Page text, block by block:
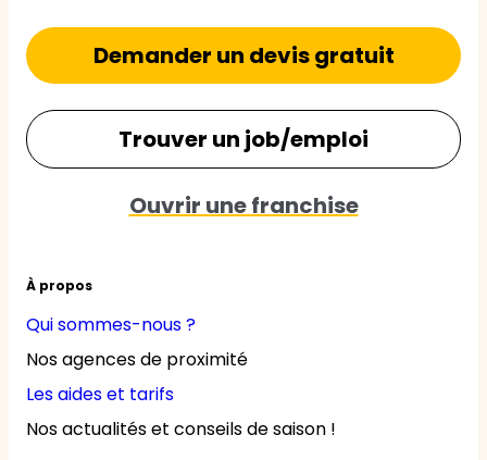
À propos
Qui sommes-nous ?
Nos agences de proximité
Les aides et tarifs
Nos actualités et conseils de saison !
Demander un devis gratuit
Trouver un job/emploi
Ouvrir une franchise